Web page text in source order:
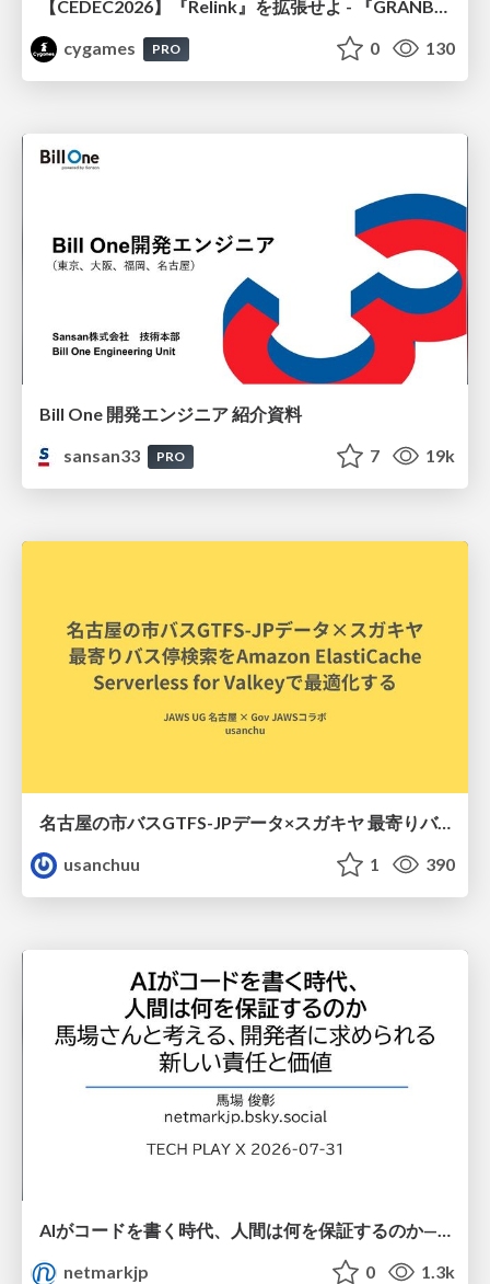
【CEDEC2026】『Relink』を拡張せよ - 『GRANBLUE FANTASY: Relink - Endless Ragnarok』の開発速度と品質を守るCI運用
cygames
PRO 0 130
Bill One 開発エンジニア 紹介資料
sansan33
PRO 7 19k
名古屋の市バスGTFS-JPデータ×スガキヤ 最寄りバス停検索をAmazon ElastiCache Serverless for Valkeyで最適化する
usanchuu
1 390
AIがコードを書く時代、人間は何を保証するのか———馬場さんと考える、開発者に求められる新しい責任と価値 - TECH PLAY
netmarkjp
0 1.3k